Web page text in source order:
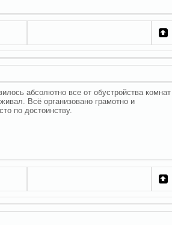
абсолютно все от обустройства комнат
Всё организовано грамотно и
по достоинству.